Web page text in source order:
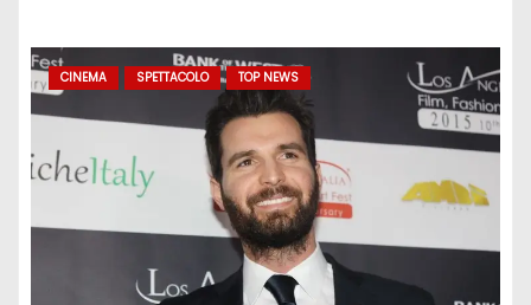
CINEMA SPETTACOLO TOP NEWS